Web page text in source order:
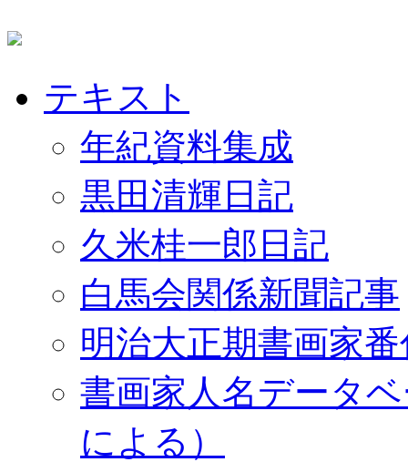
テキスト
年紀資料集成
黒田清輝日記
久米桂一郎日記
白馬会関係新聞記事
明治大正期書画家
書画家人名データ
による）